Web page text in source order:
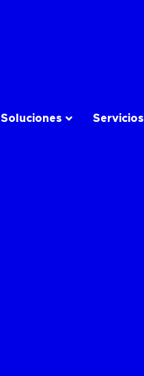
Soluciones Servicios